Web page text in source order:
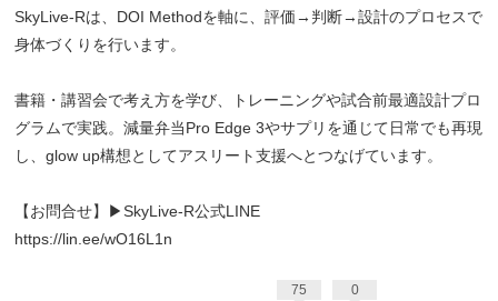
SkyLive-Rは、DOI Methodを軸に、評価→判断→設計のプロセスで
身体づくりを行います。
書籍・講習会で考え方を学び、トレーニングや試合前最適設計プロ
グラムで実践。減量弁当Pro Edge 3やサプリを通じて日常でも再現
し、glow up構想としてアスリート支援へとつなげています。
【お問合せ】▶SkyLive-R公式LINE
https://lin.ee/wO16L1n
75 0